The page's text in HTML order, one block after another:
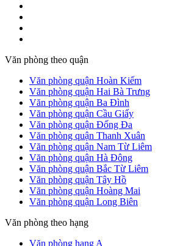
Văn phòng theo quận
Văn phòng quận Hoàn Kiếm
Văn phòng quận Hai Bà Trưng
Văn phòng quận Ba Đình
Văn phòng quận Cầu Giấy
Văn phòng quận Đống Đa
Văn phòng quận Thanh Xuân
Văn phòng quận Nam Từ Liêm
Văn phòng quận Hà Đông
Văn phòng quận Bắc Từ Liêm
Văn phòng quận Tây Hồ
Văn phòng quận Hoàng Mai
Văn phòng quận Long Biên
Văn phòng theo hạng
Văn phòng hạng A